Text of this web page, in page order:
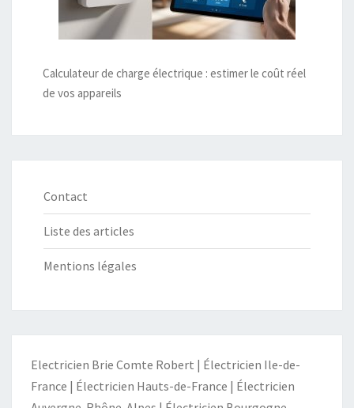
Calculateur de charge électrique : estimer le coût réel
de vos appareils
Contact
Liste des articles
Mentions légales
Electricien Brie Comte Robert | Électricien Ile-de-
France | Électricien Hauts-de-France | Électricien